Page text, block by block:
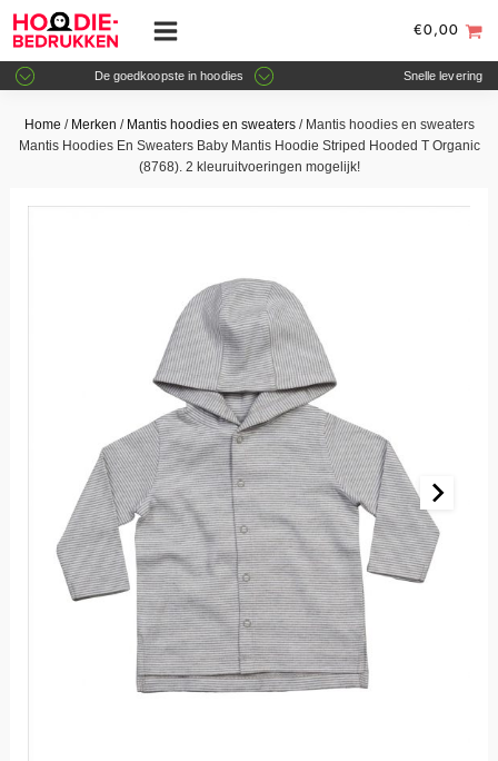
€0,00
De goedkoopste in hoodies Snelle levering
Home / Merken / Mantis hoodies en sweaters/ Mantis hoodies en sweaters
Mantis Hoodies En Sweaters Baby Mantis Hoodie Striped Hooded T Organic
(8768). 2 kleuruitvoeringen mogelijk!